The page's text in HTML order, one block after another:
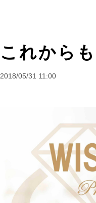
これから
2018/05/31 11:00